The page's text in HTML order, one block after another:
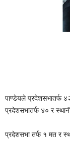
पाण्डेयले प्रदेशसभातर्फ
प्रदेशसभातर्फ ४० र
प्रदेशसभा तर्फ १ मत र